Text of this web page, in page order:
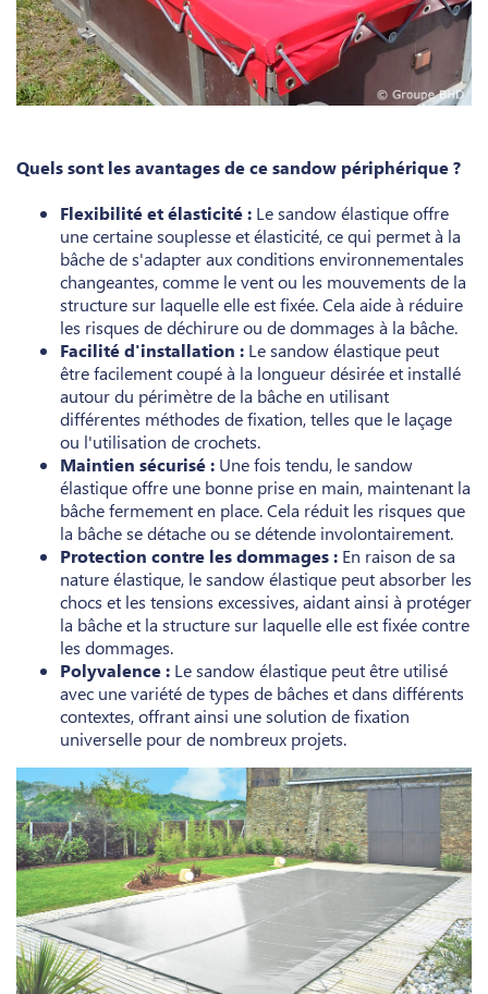
Quels sont les avantages de ce sandow périphérique ?
Flexibilité et élasticité : Le sandow élastique offre
une certaine souplesse et élasticité, ce qui permet à la
bâche de s'adapter aux conditions environnementales
changeantes, comme le vent ou les mouvements de la
structure sur laquelle elle est fixée. Cela aide à réduire
les risques de déchirure ou de dommages à la bâche.
Facilité d'installation : Le sandow élastique peut
être facilement coupé à la longueur désirée et installé
autour du périmètre de la bâche en utilisant
différentes méthodes de fixation, telles que le laçage
ou l'utilisation de crochets.
Maintien sécurisé : Une fois tendu, le sandow
élastique offre une bonne prise en main, maintenant la
bâche fermement en place. Cela réduit les risques que
la bâche se détache ou se détende involontairement.
Protection contre les dommages : En raison de sa
nature élastique, le sandow élastique peut absorber les
chocs et les tensions excessives, aidant ainsi à protéger
la bâche et la structure sur laquelle elle est fixée contre
les dommages.
Polyvalence : Le sandow élastique peut être utilisé
avec une variété de types de bâches et dans différents
contextes, offrant ainsi une solution de fixation
universelle pour de nombreux projets.